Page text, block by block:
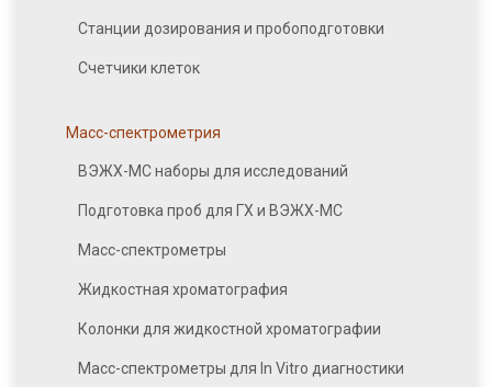
Станции дозирования и пробоподготовки
Счетчики клеток
Масс-спектрометрия
ВЭЖХ-МС наборы для исследований
Подготовка проб для ГХ и ВЭЖХ-МС
Масс-спектрометры
Жидкостная хроматография
Колонки для жидкостной хроматографии
Масс-спектрометры для In Vitro диагностики